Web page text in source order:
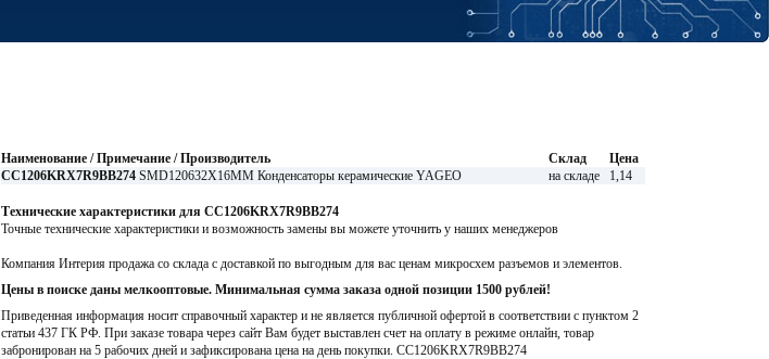
Наименование / Примечание / Производитель Склад
Цена
CC1206KRX7R9BB274 SMD120632X16MM Конденсаторы керамические YAGEO на складе 1,14
Технические характеристики для CC1206KRX7R9BB274
Точные технические характеристики и возможность замены вы можете уточнить у наших менеджеров
Компания Интерия продажа со склада с доставкой по выгодным для вас ценам микросхем разъемов и элементов.
Цены в поиске даны мелкооптовые. Минимальная сумма заказа одной позиции 1500 рублей!
Приведенная информация носит справочный характер и не является публичной офертой в соответствии с пунктом 2
статьи 437 ГК РФ. При заказе товара через сайт Вам будет выставлен счет на оплату в режиме онлайн, товар
забронирован на 5 рабочих дней и зафиксирована цена на день покупки. CC1206KRX7R9BB274